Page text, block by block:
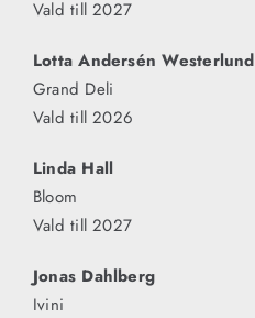
Vald till 2027
Lotta Andersén Westerlund
Grand Deli
Vald till 2026
Linda Hall
Bloom
Vald till 2027
Jonas Dahlberg
Ivini